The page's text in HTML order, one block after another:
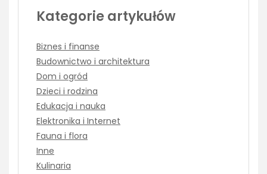
Kategorie artykułów
Biznes i finanse
Budownictwo i architektura
Dom i ogród
Dzieci i rodzina
Edukacja i nauka
Elektronika i Internet
Fauna i flora
Inne
Kulinaria